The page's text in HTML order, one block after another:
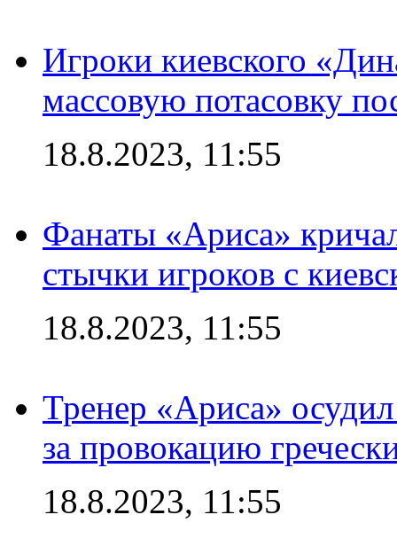
Игроки киевского
массовую потасовку
18.8.2023, 11:55
Фанаты «Ариса»
стычки игроков с
18.8.2023, 11:55
Тренер «Ариса»
за провокацию
18.8.2023, 11:55